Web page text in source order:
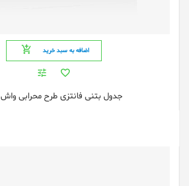
اضافه به سبد خرید
جدول بتنی فانتزی طرح محرابی